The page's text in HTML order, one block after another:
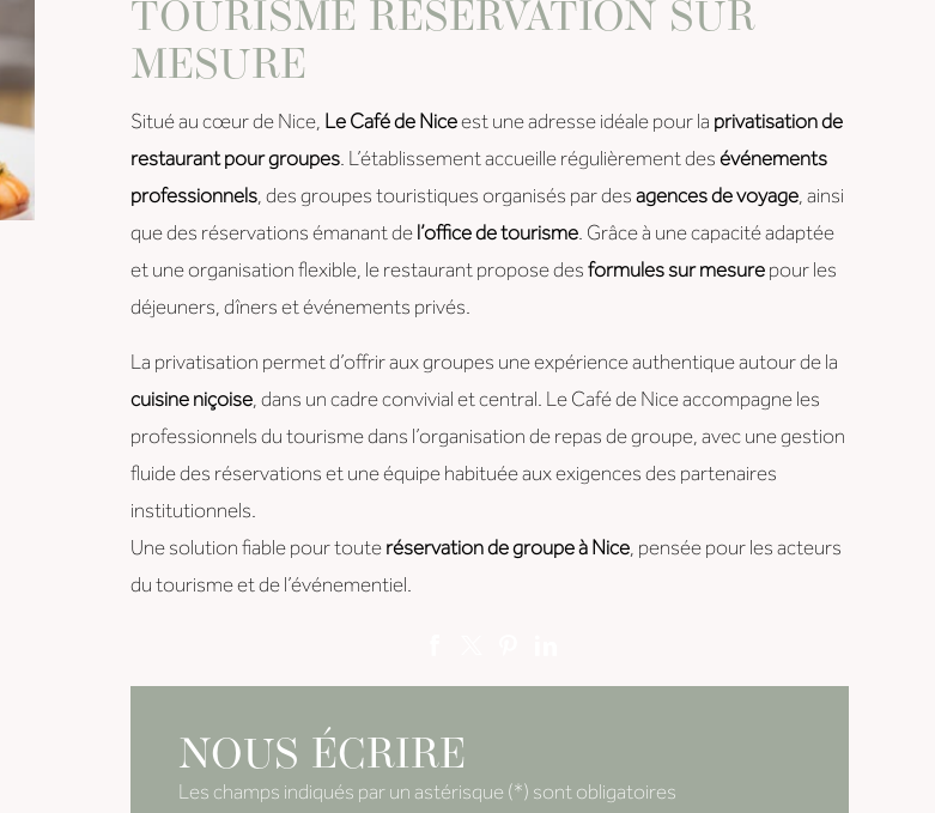
TOURISME RÉSERVATION SUR
MESURE
Situé au cœur de Nice,Le Café de Niceest une adresse idéale pour laprivatisation de
restaurant pour groupes. L’établissement accueille régulièrement desévénements
professionnels, des groupes touristiques organisés par desagences de voyage, ainsi
que des réservations émanant del’office de tourisme. Grâce à une capacité adaptée
et une organisation flexible, le restaurant propose desformules sur mesurepour les
déjeuners, dîners et événements privés.
La privatisation permet d’offrir aux groupes une expérience authentique autour de la
cuisine niçoise, dans un cadre convivial et central. Le Café de Nice accompagne les
professionnels du tourisme dans l’organisation de repas de groupe, avec une gestion
fluide des réservations et une équipe habituée aux exigences des partenaires
institutionnels.
Une solution fiable pour touteréservation de groupe à Nice, pensée pour les acteurs
du tourisme et de l’événementiel.
NOUS ÉCRIRE
Les champs indiqués par un astérisque (*) sont obligatoires